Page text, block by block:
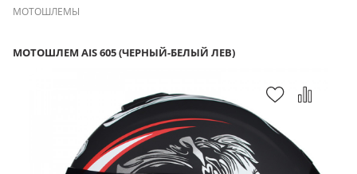
МОТОШЛЕМЫ
МОТОШЛЕМ AIS 605 (ЧЕРНЫЙ-БЕЛЫЙ ЛЕВ)